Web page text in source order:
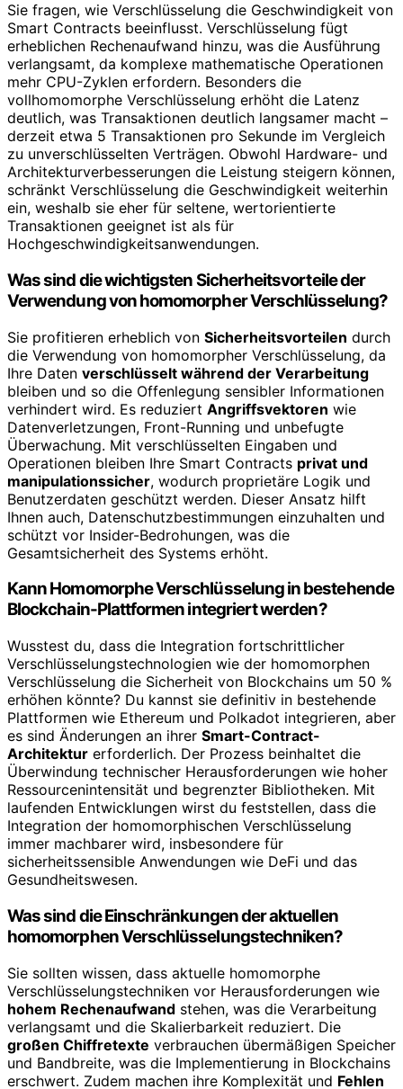
Sie fragen, wie Verschlüsselung die Geschwindigkeit von
Smart Contracts beeinflusst. Verschlüsselung fügt
erheblichen Rechenaufwand hinzu, was die Ausführung
verlangsamt, da komplexe mathematische Operationen
mehr CPU-Zyklen erfordern. Besonders die
vollhomomorphe Verschlüsselung erhöht die Latenz
deutlich, was Transaktionen deutlich langsamer macht –
derzeit etwa 5 Transaktionen pro Sekunde im Vergleich
zu unverschlüsselten Verträgen. Obwohl Hardware- und
Architekturverbesserungen die Leistung steigern können,
schränkt Verschlüsselung die Geschwindigkeit weiterhin
ein, weshalb sie eher für seltene, wertorientierte
Transaktionen geeignet ist als für
Hochgeschwindigkeitsanwendungen.
Was sind die wichtigsten Sicherheitsvorteile der
Verwendung von homomorpher Verschlüsselung?
Sie profitieren erheblich von Sicherheitsvorteilen durch
die Verwendung von homomorpher Verschlüsselung, da
Ihre Daten verschlüsselt während der Verarbeitung
bleiben und so die Offenlegung sensibler Informationen
verhindert wird. Es reduziert Angriffsvektoren wie
Datenverletzungen, Front-Running und unbefugte
Überwachung. Mit verschlüsselten Eingaben und
Operationen bleiben Ihre Smart Contracts privat und
manipulationssicher, wodurch proprietäre Logik und
Benutzerdaten geschützt werden. Dieser Ansatz hilft
Ihnen auch, Datenschutzbestimmungen einzuhalten und
schützt vor Insider-Bedrohungen, was die
Gesamtsicherheit des Systems erhöht.
Kann Homomorphe Verschlüsselung in bestehende
Blockchain-Plattformen integriert werden?
Wusstest du, dass die Integration fortschrittlicher
Verschlüsselungstechnologien wie der homomorphen
Verschlüsselung die Sicherheit von Blockchains um 50 %
erhöhen könnte? Du kannst sie definitiv in bestehende
Plattformen wie Ethereum und Polkadot integrieren, aber
es sind Änderungen an ihrer Smart-Contract-
Architektur erforderlich. Der Prozess beinhaltet die
Überwindung technischer Herausforderungen wie hoher
Ressourcenintensität und begrenzter Bibliotheken. Mit
laufenden Entwicklungen wirst du feststellen, dass die
Integration der homomorphischen Verschlüsselung
immer machbarer wird, insbesondere für
sicherheitssensible Anwendungen wie DeFi und das
Gesundheitswesen.
Was sind die Einschränkungen der aktuellen
homomorphen Verschlüsselungstechniken?
Sie sollten wissen, dass aktuelle homomorphe
Verschlüsselungstechniken vor Herausforderungen wie
hohem Rechenaufwand stehen, was die Verarbeitung
verlangsamt und die Skalierbarkeit reduziert. Die
großen Chiffretexte verbrauchen übermäßigen Speicher
und Bandbreite, was die Implementierung in Blockchains
erschwert. Zudem machen ihre Komplexität und Fehlen